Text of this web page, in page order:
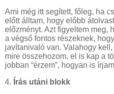
Ami még itt segített, főleg, ha
előtt álltam, hogy előbb
előzményt. Azt figyeltem meg,
a végső fontos részeknek,
javítanivaló van. Valahogy
mire összehozom, el is kap a
jobban “érzem”, hogyan is
4. Írás utáni blokk